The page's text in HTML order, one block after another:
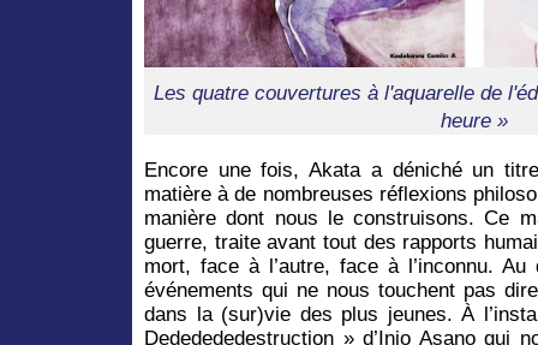
Les quatre couvertures à l'aquarelle de
heure »
Encore une fois, Akata a déniché un
matière à de nombreuses réflexions
manière dont nous le construisons. Ce
guerre, traite avant tout des rapports
mort, face à l’autre, face à l’inconnu.
événements qui ne nous touchent pas
dans la (sur)vie des plus jeunes. À
Dededededestruction » d’Inio Asano qui